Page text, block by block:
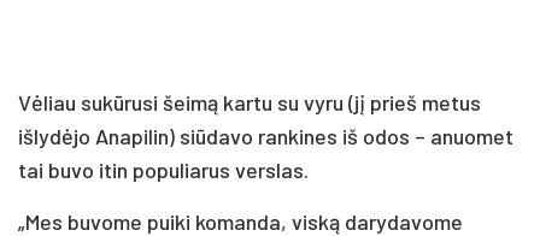
Vėliau sukūrusi šeimą kartu su vyru (jį prieš metus
išlydėjo Anapilin) siūdavo rankines iš odos – anuomet
tai buvo itin populiarus verslas.
„Mes buvome puiki komanda, viską darydavome